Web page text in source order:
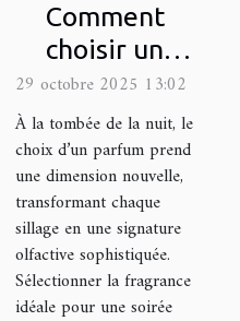
Comment
choisir un
parfum pour
les occasions
nocturnes ?
29 octobre 2025 13:02
À la tombée de la nuit, le
choix d’un parfum prend
une dimension nouvelle,
transformant chaque
sillage en une signature
olfactive sophistiquée.
Sélectionner la fragrance
idéale pour une soirée